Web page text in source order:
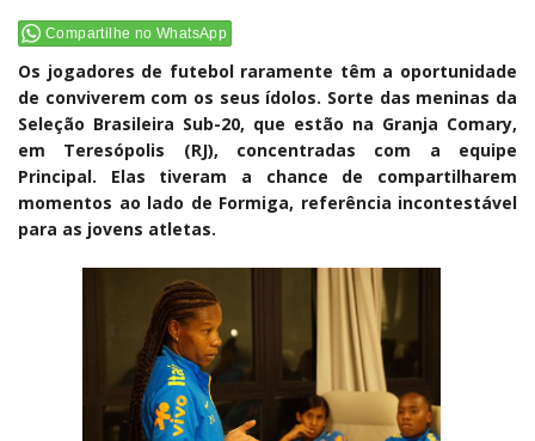
Compartilhe no WhatsApp
Os jogadores de futebol raramente têm a oportunidade
de conviverem com os seus ídolos. Sorte das meninas da
Seleção Brasileira Sub-20, que estão na Granja Comary,
em Teresópolis (RJ), concentradas com a equipe
Principal. Elas tiveram a chance de compartilharem
momentos ao lado de Formiga, referência incontestável
para as jovens atletas.